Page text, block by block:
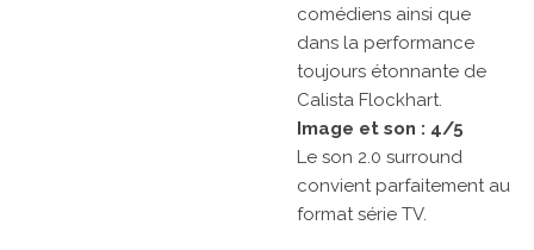
comédiens ainsi que
dans la performance
toujours étonnante de
Calista Flockhart.
Image et son : 4/5
Le son 2.0 surround
convient parfaitement au
format série TV.